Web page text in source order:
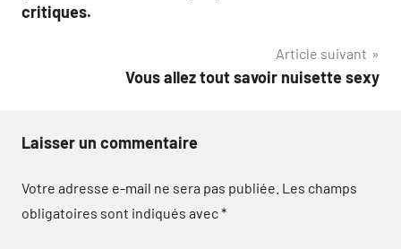
l’article
critiques.
Article suivant
Vous allez tout savoir nuisette sexy
Laisser un commentaire
Votre adresse e-mail ne sera pas publiée. Les champs
obligatoires sont indiqués avec*